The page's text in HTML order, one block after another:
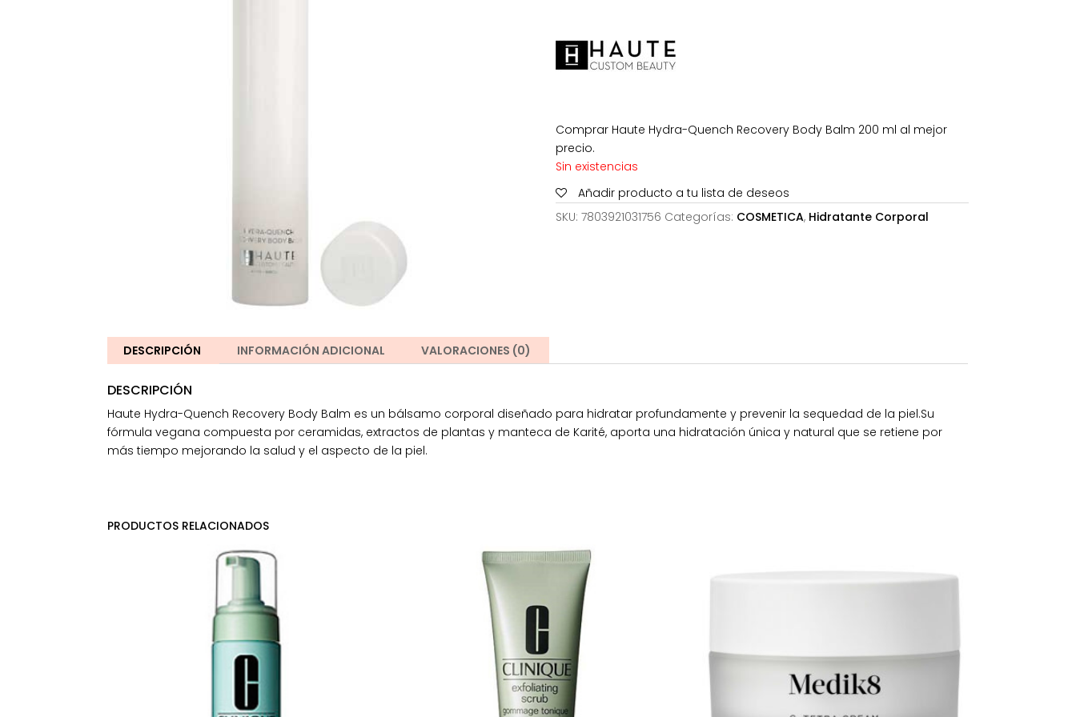
70,00€.
Comprar Haute Hydra-Quench Recovery Body Balm 200 ml al mejor
precio.
Sin existencias
Añadir producto a tu lista de deseos
SKU: 7803921031756 Categorías: COSMETICA, Hidratante Corporal
DESCRIPCIÓN INFORMACIÓN ADICIONAL VALORACIONES (0)
DESCRIPCIÓN
Haute Hydra-Quench Recovery Body Balm es un bálsamo corporal diseñado para hidratar profundamente y prevenir la sequedad de la piel.Su
fórmula vegana compuesta por ceramidas, extractos de plantas y manteca de Karité, aporta una hidratación única y natural que se retiene por
más tiempo mejorando la salud y el aspecto de la piel.
PRODUCTOS RELACIONADOS